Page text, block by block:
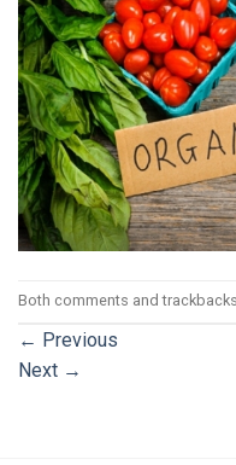
Both comments and
← Previous
Next →